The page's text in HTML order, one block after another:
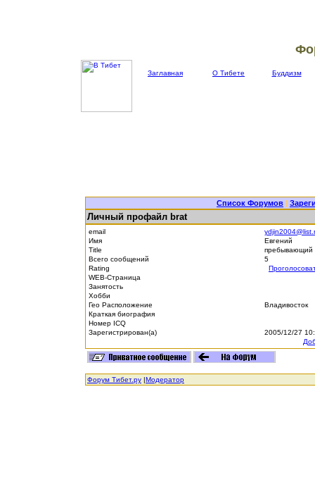
Заглавная О Тибете Буддизм
Список Форумов |
Личный профайл brat
email
Имя
Евгений
Title
пребывающий
Всего сообщений
5
Rating
WEB-Страница
Занятость
Хобби
Гео Расположение
Владивосток
Краткая биография
Номер ICQ
Зарегистрирован(а)
2005/12/27
Форум Тибет.ру |Модератор